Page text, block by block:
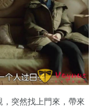
突然找上門來，帶來